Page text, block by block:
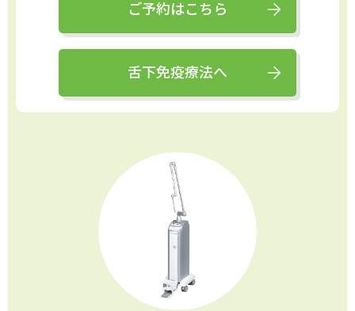
ご予約はこちら
舌下免疫療法へ